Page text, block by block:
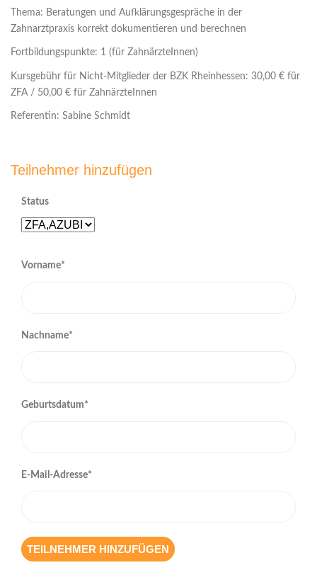
Thema: Beratungen und Aufklärungsgespräche in der
Zahnarztpraxis korrekt dokumentieren und berechnen
Fortbildungspunkte: 1 (für ZahnärzteInnen)
Kursgebühr für Nicht-Mitglieder der BZK Rheinhessen: 30,00 € für
ZFA / 50,00 € für ZahnärzteInnen
Referentin: Sabine Schmidt
Teilnehmer hinzufügen
Status
Vorname*
Nachname*
Geburtsdatum*
E-Mail-Adresse*